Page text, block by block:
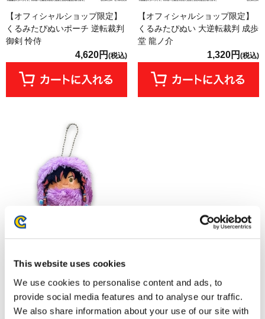
This website uses cookies
We use cookies to personalise content and ads, to
provide social media features and to analyse our traffic.
We also share information about your use of our site with
【オフィシャルショップ限定】
くるみたぴぬいポーチ 逆転裁判
御剣 怜侍
4,620円 (税込)
【オフィシャルショップ限定】
くるみたぴぬい 大逆転裁判 成歩
堂 龍ノ介
1,320円 (税込)
くるみたぴぬい ストリートファ
1,320円